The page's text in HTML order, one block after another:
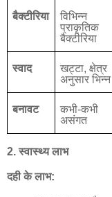
बैक्टीरिया
विभिन्न
प्राकृतिक
बैक्टीरिया
स्वाद खट्टा,क्षेत्र
अनुसार भिन्न
बनावट कभी-कभी
असंगत
2.स्वास्थ्य लाभ
दही के लाभ: